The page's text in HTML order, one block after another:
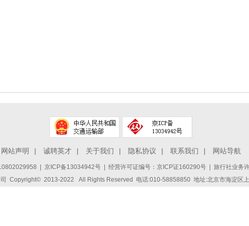
网站声明 | 诚聘英才 | 关于我们 | 隐私协议 | 联系我们 | 网站导航
京ICP备13034942号| 经营许可证编号：京ICP证160290号 | 旅行社业务
司 Copyright© 2013-2022 All Rights Reserved 电话:010-58858850 地址:北京市海淀区